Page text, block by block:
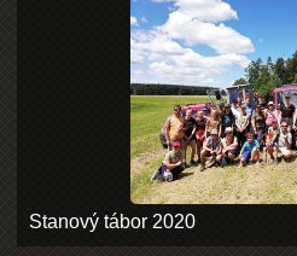
Stanový tábor 2020